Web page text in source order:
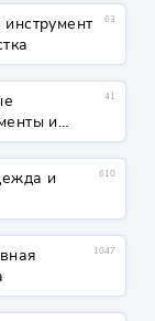
63
и
41
и
610
1047